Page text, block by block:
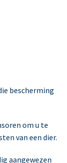
bescherming
om u te
van een dier.
aangewezen